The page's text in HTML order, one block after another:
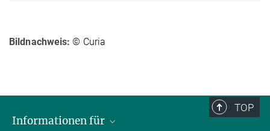
Bildnachweis:© Curia
TOP
Informationen für